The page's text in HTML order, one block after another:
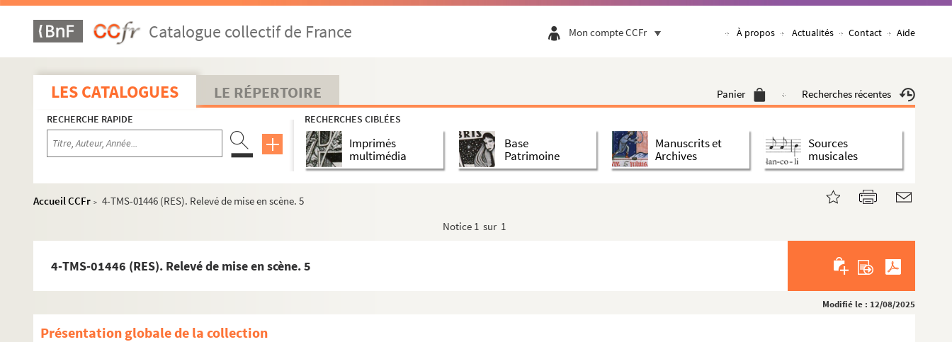
Catalogue collectif de France Mon compte CCFr À propos Actualités Contact Aide
LES CATALOGUES LE RÉPERTOIRE Panier Recherches récentes
RECHERCHE RAPIDE RECHERCHES CIBLÉES
Imprimés
multimédia
Base
Patrimoine
Manuscrits et
Archives
Sources
musicales
Accueil CCFr > 4-TMS-01446 (RES). Relevé de mise en scène. 5
Notice 1 sur 1
4-TMS-01446 (RES). Relevé de mise en scène. 5
Modifié le : 12/08/2025
Présentation globale de la collection